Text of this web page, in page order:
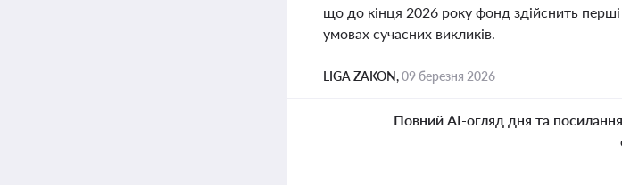
що до кінця 2026 року фонд здійснить перші
умовах сучасних викликів.
LIGA ZAKON,09 березня 2026
Повний AI-огляд дня та посилання